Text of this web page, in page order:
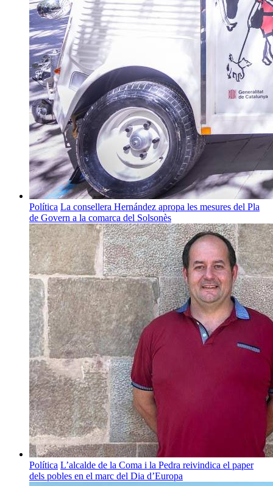
Política La consellera Hernández apropa les mesures del Pla
de Govern a la comarca del Solsonès
Política L’alcalde de la Coma i la Pedra reivindica el paper
dels pobles en el marc del Dia d’Europa